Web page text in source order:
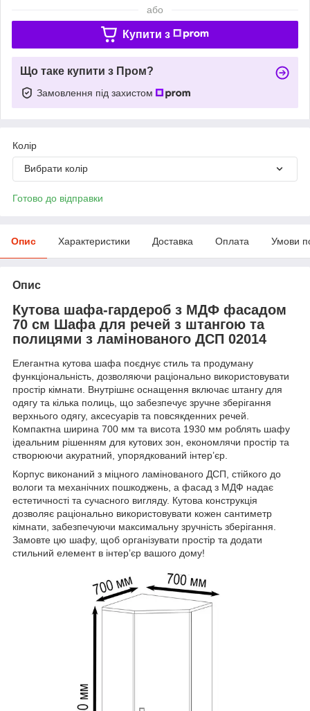
або
Купити з
Що таке купити з Пром?
Замовлення під захистом
Колір
Вибрати колір
Готово до відправки
Опис Характеристики Доставка Оплата Умови
Опис
Кутова шафа-гардероб з МДФ фасадом
70 см Шафа для речей з штангою та
полицями з ламінованого ДСП 02014
Елегантна кутова шафа поєднує стиль та продуману
функціональність, дозволяючи раціонально використовувати
простір кімнати. Внутрішнє оснащення включає штангу для
одягу та кілька полиць, що забезпечує зручне зберігання
верхнього одягу, аксесуарів та повсякденних речей.
Компактна ширина 700 мм та висота 1930 мм роблять шафу
ідеальним рішенням для кутових зон, економлячи простір та
створюючи акуратний, упорядкований інтер’єр.
Корпус виконаний з міцного ламінованого ДСП, стійкого до
вологи та механічних пошкоджень, а фасад з МДФ надає
естетичності та сучасного вигляду. Кутова конструкція
дозволяє раціонально використовувати кожен сантиметр
кімнати, забезпечуючи максимальну зручність зберігання.
Замовте цю шафу, щоб організувати простір та додати
стильний елемент в інтер’єр вашого дому!